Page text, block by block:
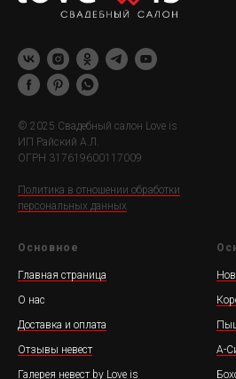
© 2025 Свадебный салон Love is
ИП Райский А.Л.
ОГРН 317619600117009
Политика в отношении обработки
персональных данных
Основное
Главная страница
О нас
Доставка и оплата
Отзывы невест
Галерея невест by Love is
А-